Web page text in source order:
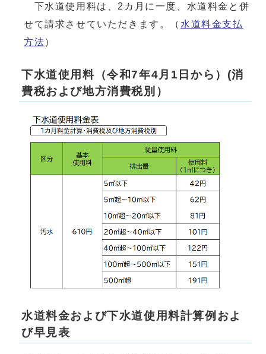
下水道使用料は、2カ月に一度、水道料金と併
せて請求させていただきます。（ 水道料金支払
方法）
下水道使用料（令和7年4月1日から）(消
費税および地方消費税別）
水道料金および下水道使用料計算例およ
び早見表